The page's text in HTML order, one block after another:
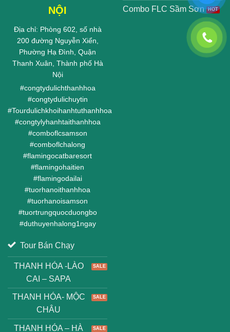
NỘI
Địa chỉ: Phòng 602, số nhà
200 đường Nguyễn Xiển,
Phường Hạ Đình, Quận
Thanh Xuân, Thành phố Hà
Nội
#congtydulichthanhhoa
#congtydulichuytin
#Tourdulichkhoihanhtuthanhhoa
#congtylyhanhtaithanhhoa
#comboflcsamson
#comboflchalong
#flamingocatbaresort
#flamingohaitien
#flamingodailai
#tuorhanoithanhhoa
#tuorhanoisamson
#tuortrungquocduongbo
#duthuyenhalong1ngay
Combo FLC Sầm Sơn
Tour Bán Chạy
THANH HÓA -LÀO
CAI – SAPA
THANH HÓA- MỘC
CHÂU
THANH HÓA – HÀ